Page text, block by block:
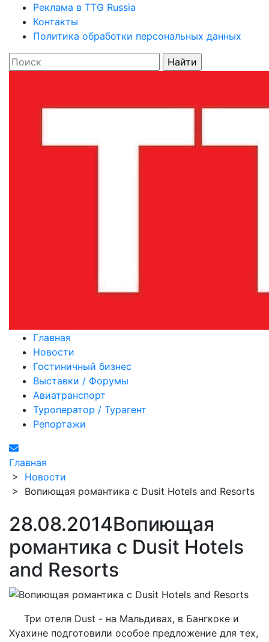
Реклама в TTG Russia
Контакты
Политика обработки персональных данных
Главная
Новости
Гостиничный бизнес
Выставки / Форумы
Авиатранспорт
Туроператор / Турагент
Репортажи
Главная
> Новости
> Вопиющая романтика с Dusit Hotels and Resorts
28.08.2014Вопиющая
романтика с Dusit Hotels
and Resorts
Три отеля Dust - на Мальдивах, в Бангкоке и
Хуахине подготовили особое предложение для тех,